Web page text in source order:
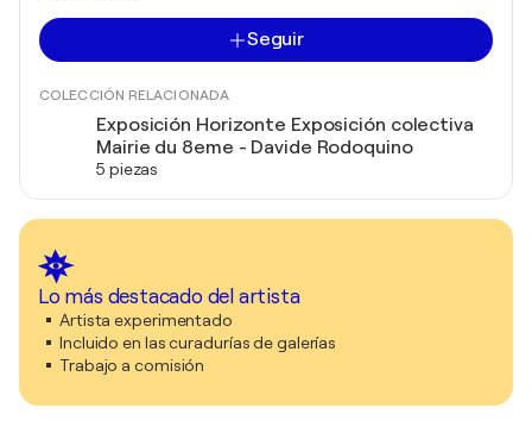
Seguir
COLECCIÓN RELACIONADA
Exposición Horizonte Exposición colectiva
Mairie du 8eme - Davide Rodoquino
5 piezas
Lo más destacado del artista
Artista experimentado
Incluido en las curadurías de galerías
Trabajo a comisión